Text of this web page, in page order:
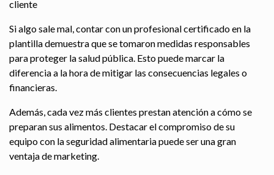
cliente
Si algo sale mal, contar con un profesional certificado en la
plantilla demuestra que se tomaron medidas responsables
para proteger la salud pública. Esto puede marcar la
diferencia a la hora de mitigar las consecuencias legales o
financieras.
Además, cada vez más clientes prestan atención a cómo se
preparan sus alimentos. Destacar el compromiso de su
equipo con la seguridad alimentaria puede ser una gran
ventaja de marketing.